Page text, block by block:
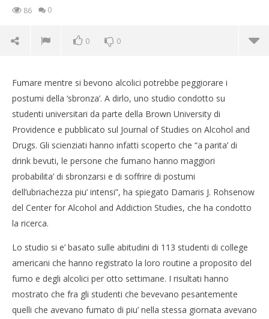
86 0
0 0
NOW VIEWING
27/12/2012
Redazione
Fumare mentre si bevono alcolici potrebbe peggiorare i
postumi della ‘sbronza’. A dirlo, uno studio condotto su
studenti universitari da parte della Brown University di
Providence e pubblicato sul Journal of Studies on Alcohol and
Drugs. Gli scienziati hanno infatti scoperto che “a parita’ di
drink bevuti, le persone che fumano hanno maggiori
probabilita’ di sbronzarsi e di soffrire di postumi
dell’ubriachezza piu’ intensi”, ha spiegato Damaris J. Rohsenow
del Center for Alcohol and Addiction Studies, che ha condotto
la ricerca.
Lo studio si e’ basato sulle abitudini di 113 studenti di college
americani che hanno registrato la loro routine a proposito del
fumo e degli alcolici per otto settimane. I risultati hanno
mostrato che fra gli studenti che bevevano pesantemente
quelli che avevano fumato di piu’ nella stessa giornata avevano